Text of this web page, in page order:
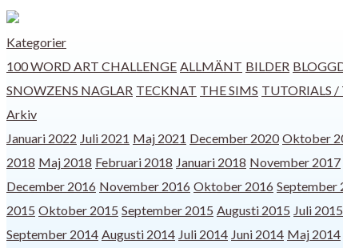
Kategorier
100 WORD ART CHALLENGE ALLMÄNT BILDER
SNOWZENS NAGLAR TECKNAT THE SIMS TUTORIALS /
Arkiv
Januari 2022 Juli 2021 Maj 2021 December 2020 Oktober
2018 Maj 2018 Februari 2018 Januari 2018 November 2017
December 2016 November 2016 Oktober 2016 September
2015 Oktober 2015 September 2015 Augusti 2015 Juli 2015
September 2014 Augusti 2014 Juli 2014 Juni 2014 Maj 2014